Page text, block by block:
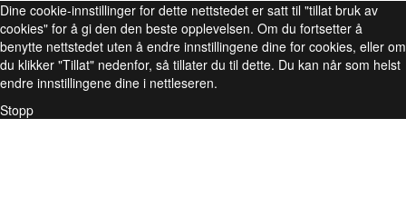
Dine cookie-innstillinger for dette nettstedet er satt til "tillat bruk av
cookies" for å gi den den beste opplevelsen. Om du fortsetter å
benytte nettstedet uten å endre innstillingene dine for cookies, eller om
du klikker "Tillat" nedenfor, så tillater du til dette. Du kan når som helst
endre innstillingene dine i nettleseren.
Stopp